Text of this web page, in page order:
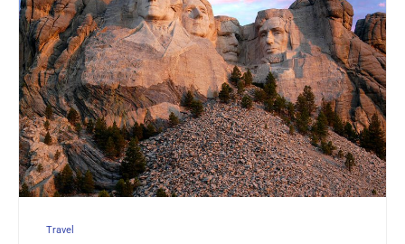
Travel